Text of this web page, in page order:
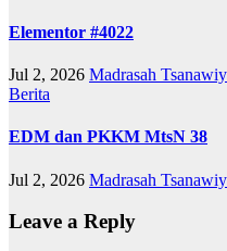
Elementor #4022
Jul 2, 2026 Madrasah
Berita
EDM dan PKKM MtsN 38
Jul 2, 2026 Madrasah
Leave a Reply